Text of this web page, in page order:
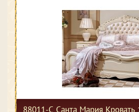
88011-С Санта Мария